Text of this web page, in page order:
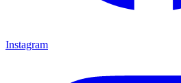
Instagram